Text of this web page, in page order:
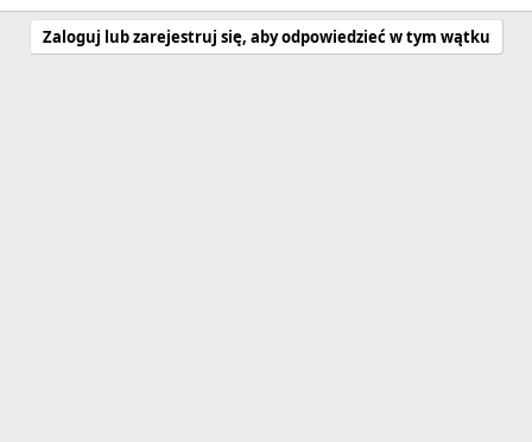
Zaloguj lub zarejestruj się, aby odpowiedzieć w tym wątku